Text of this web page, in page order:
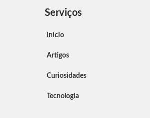
Serviços
Início
Artigos
Curiosidades
Tecnologia